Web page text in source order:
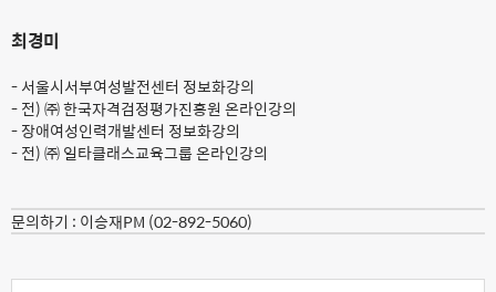
최경미
- 서울시서부여성발전센터 정보화강의
- 전) ㈜ 한국자격검정평가진흥원 온라인강의
- 장애여성인력개발센터 정보화강의
- 전) ㈜ 일타클래스교육그룹 온라인강의
문의하기 : 이승재PM (02-892-5060)